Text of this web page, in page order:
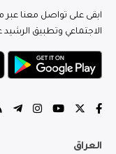
ابقى على تواصل معنا عبر
الاجتماعي وتطبيق الرشيد
العراق